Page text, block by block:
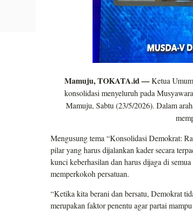
Mamuju, TOKATA.id —Ketua
konsolidasi menyeluruh pada
Mamuju, Sabtu (23/5/2026). Dalam
Mengusung tema “Konsolidasi Demokrat:
pilar yang harus dijalankan kader secara
kunci keberhasilan dan harus dijaga di
memperkokoh persatuan.
“Ketika kita berani dan bersatu, Demokrat
merupakan faktor penentu agar partai